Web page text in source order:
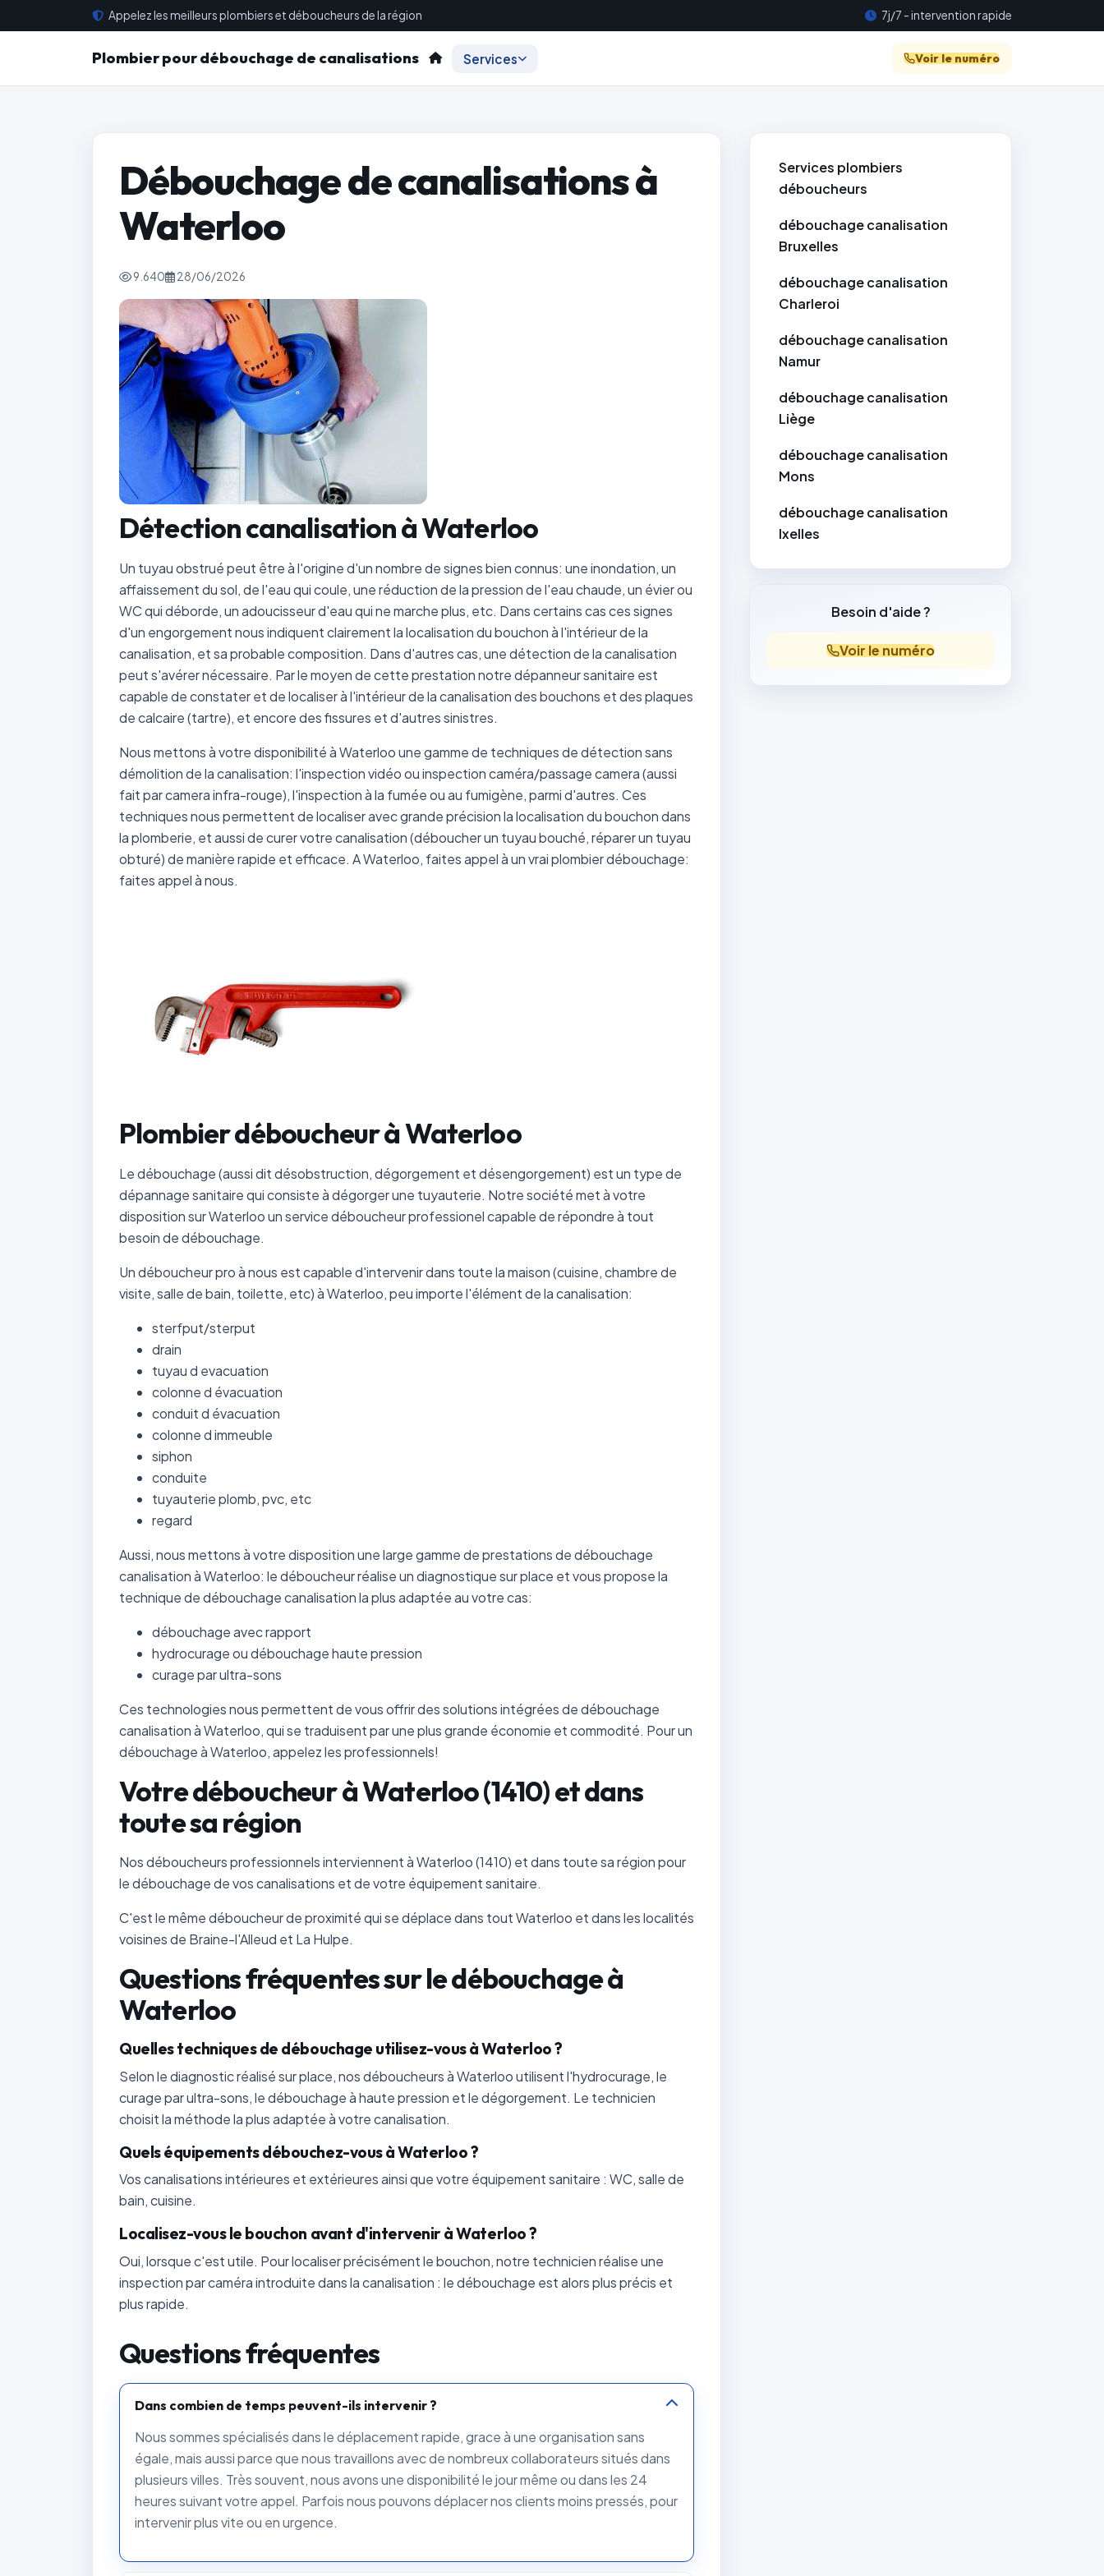
Appelez les meilleurs plombiers et déboucheurs de la région 7j/7 - intervention rapide
Plombier pour débouchage de canalisations Services Voir le numéro
Débouchage de canalisations à
Waterloo
9.640 28/06/2026
Détection canalisation à Waterloo
Un tuyau obstrué peut être à l'origine d'un nombre de signes bien connus: une inondation, un
affaissement du sol, de l'eau qui coule, une réduction de la pression de l'eau chaude, un évier ou
WC qui déborde, un adoucisseur d'eau qui ne marche plus, etc. Dans certains cas ces signes
d'un engorgement nous indiquent clairement la localisation du bouchon à l'intérieur de la
canalisation, et sa probable composition. Dans d'autres cas, une détection de la canalisation
peut s'avérer nécessaire. Par le moyen de cette prestation notre dépanneur sanitaire est
capable de constater et de localiser à l'intérieur de la canalisation des bouchons et des plaques
de calcaire (tartre), et encore des fissures et d'autres sinistres.
Nous mettons à votre disponibilité à Waterloo une gamme de techniques de détection sans
démolition de la canalisation: l'inspection vidéo ou inspection caméra/passage camera (aussi
fait par camera infra-rouge), l'inspection à la fumée ou au fumigène, parmi d'autres. Ces
techniques nous permettent de localiser avec grande précision la localisation du bouchon dans
la plomberie, et aussi de curer votre canalisation (déboucher un tuyau bouché, réparer un tuyau
obturé) de manière rapide et efficace. A Waterloo, faites appel à un vrai plombier débouchage:
faites appel à nous.
Plombier déboucheur à Waterloo
Le débouchage (aussi dit désobstruction, dégorgement et désengorgement) est un type de
dépannage sanitaire qui consiste à dégorger une tuyauterie. Notre société met à votre
disposition sur Waterloo un service déboucheur professionel capable de répondre à tout
besoin de débouchage.
Un déboucheur pro à nous est capable d'intervenir dans toute la maison (cuisine, chambre de
visite, salle de bain, toilette, etc) à Waterloo, peu importe l'élément de la canalisation:
sterfput/sterput
drain
tuyau d evacuation
colonne d évacuation
conduit d évacuation
colonne d immeuble
siphon
conduite
tuyauterie plomb, pvc, etc
regard
Aussi, nous mettons à votre disposition une large gamme de prestations de débouchage
canalisation à Waterloo: le déboucheur réalise un diagnostique sur place et vous propose la
technique de débouchage canalisation la plus adaptée au votre cas:
débouchage avec rapport
hydrocurage ou débouchage haute pression
curage par ultra-sons
Ces technologies nous permettent de vous offrir des solutions intégrées de débouchage
canalisation à Waterloo, qui se traduisent par une plus grande économie et commodité. Pour un
débouchage à Waterloo, appelez les professionnels!
Votre déboucheur à Waterloo (1410) et dans
toute sa région
Nos déboucheurs professionnels interviennent à Waterloo (1410) et dans toute sa région pour
le débouchage de vos canalisations et de votre équipement sanitaire.
C'est le même déboucheur de proximité qui se déplace dans tout Waterloo et dans les localités
voisines de Braine-l'Alleud et La Hulpe.
Questions fréquentes sur le débouchage à
Waterloo
Quelles techniques de débouchage utilisez-vous à Waterloo ?
Selon le diagnostic réalisé sur place, nos déboucheurs à Waterloo utilisent l'hydrocurage, le
curage par ultra-sons, le débouchage à haute pression et le dégorgement. Le technicien
choisit la méthode la plus adaptée à votre canalisation.
Quels équipements débouchez-vous à Waterloo ?
Vos canalisations intérieures et extérieures ainsi que votre équipement sanitaire : WC, salle de
bain, cuisine.
Localisez-vous le bouchon avant d'intervenir à Waterloo ?
Oui, lorsque c'est utile. Pour localiser précisément le bouchon, notre technicien réalise une
inspection par caméra introduite dans la canalisation : le débouchage est alors plus précis et
plus rapide.
Questions fréquentes
Dans combien de temps peuvent-ils intervenir ?
Nous sommes spécialisés dans le déplacement rapide, grace à une organisation sans
égale, mais aussi parce que nous travaillons avec de nombreux collaborateurs situés dans
plusieurs villes. Très souvent, nous avons une disponibilité le jour même ou dans les 24
heures suivant votre appel. Parfois nous pouvons déplacer nos clients moins pressés, pour
intervenir plus vite ou en urgence.
Services plombiers
déboucheurs
débouchage canalisation
Bruxelles
débouchage canalisation
Charleroi
débouchage canalisation
Namur
débouchage canalisation
Liège
débouchage canalisation
Mons
débouchage canalisation
Ixelles
Besoin d'aide ?
Voir le numéro